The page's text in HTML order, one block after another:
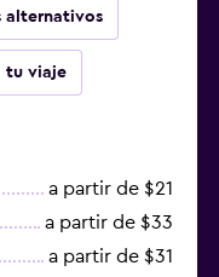
alternativos
tu viaje
a partir de $21
a partir de $33
a partir de $31